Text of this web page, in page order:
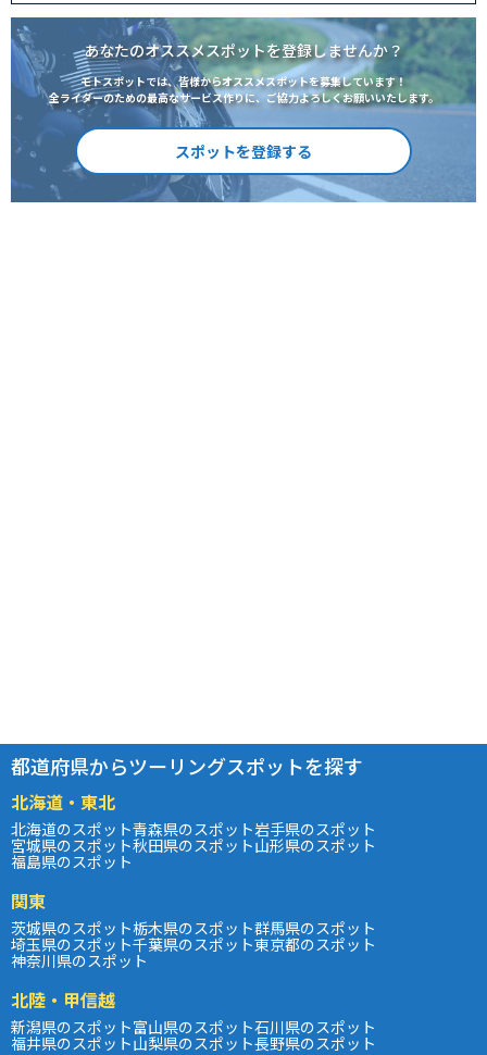
あなたのオススメスポットを登録しませんか？
モトスポットでは、皆様からオススメスポットを募集しています！
全ライダーのための最高なサービス作りに、ご協力よろしくお願いいたします。
スポットを登録する
都道府県からツーリングスポットを探す
北海道・東北
北海道のスポット青森県のスポット岩手県のスポット
宮城県のスポット秋田県のスポット山形県のスポット
福島県のスポット
関東
茨城県のスポット栃木県のスポット群馬県のスポット
埼玉県のスポット千葉県のスポット東京都のスポット
神奈川県のスポット
北陸・甲信越
新潟県のスポット富山県のスポット石川県のスポット
福井県のスポット山梨県のスポット長野県のスポット